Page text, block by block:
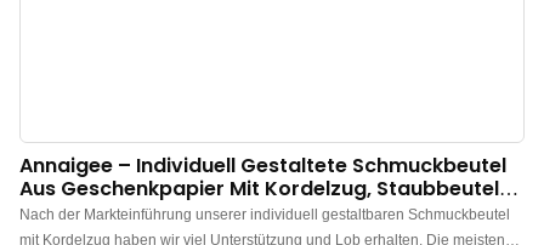
Annaigee – Individuell Gestaltete Schmuckbeutel
Aus Geschenkpapier Mit Kordelzug, Staubbeutel
Und Verpackungsbox
Nach der Markteinführung unserer individuell gestaltbaren Schmuckbeutel
mit Kordelzug haben wir viel Unterstützung und Lob erhalten. Die meisten